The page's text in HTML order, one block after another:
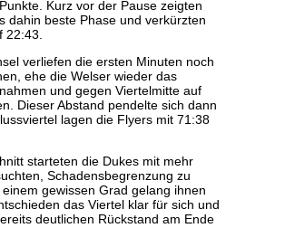
Kurz vor der Pause zeigten
dahin beste Phase und verkürzten
22:43.
verliefen die ersten Minuten noch
ehe die Welser wieder das
und gegen Viertelmitte auf
Dieser Abstand pendelte sich dann
lagen die Flyers mit 71:38
starteten die Dukes mit mehr
Schadensbegrenzung zu
gewissen Grad gelang ihnen
das Viertel klar für sich und
deutlichen Rückstand am Ende